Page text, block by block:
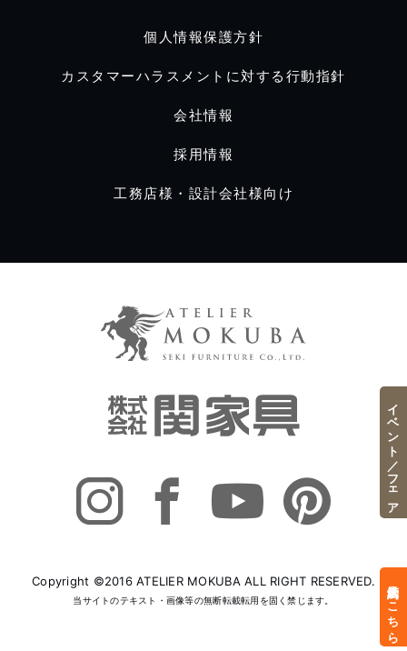
個人情報保護方針
カスタマーハラスメントに対する行動指針
会社情報
採用情報
工務店様・設計会社様向け
Copyright ©2016 ATELIER MOKUBA ALL RIGHT RESERVED.
当サイトのテキスト・画像等の無断転載転用を固く禁じます。 来店予約はこちら
イベント／フェア